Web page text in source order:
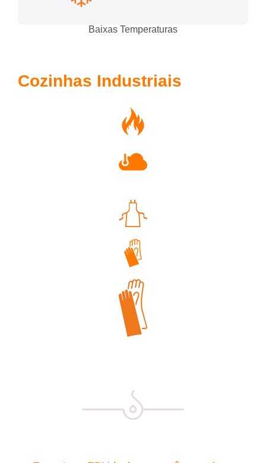
Baixas Temperaturas
Cozinhas Industriais